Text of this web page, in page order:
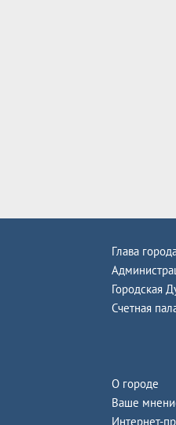
Глава
Городская
Счетная
О городе
Ваше
Интернет-